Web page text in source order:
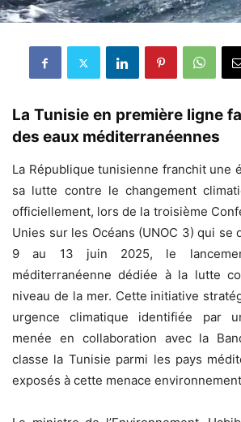
La Tunisie en première ligne
des eaux méditerranéennes
La République tunisienne franchit une
sa lutte contre le changement
officiellement, lors de la troisième
Unies sur les Océans (UNOC 3) qui se
9 au 13 juin 2025, le
méditerranéenne dédiée à la lutte
niveau de la mer. Cette initiative
urgence climatique identifiée par
menée en collaboration avec la
classe la Tunisie parmi les pays
exposés à cette menace